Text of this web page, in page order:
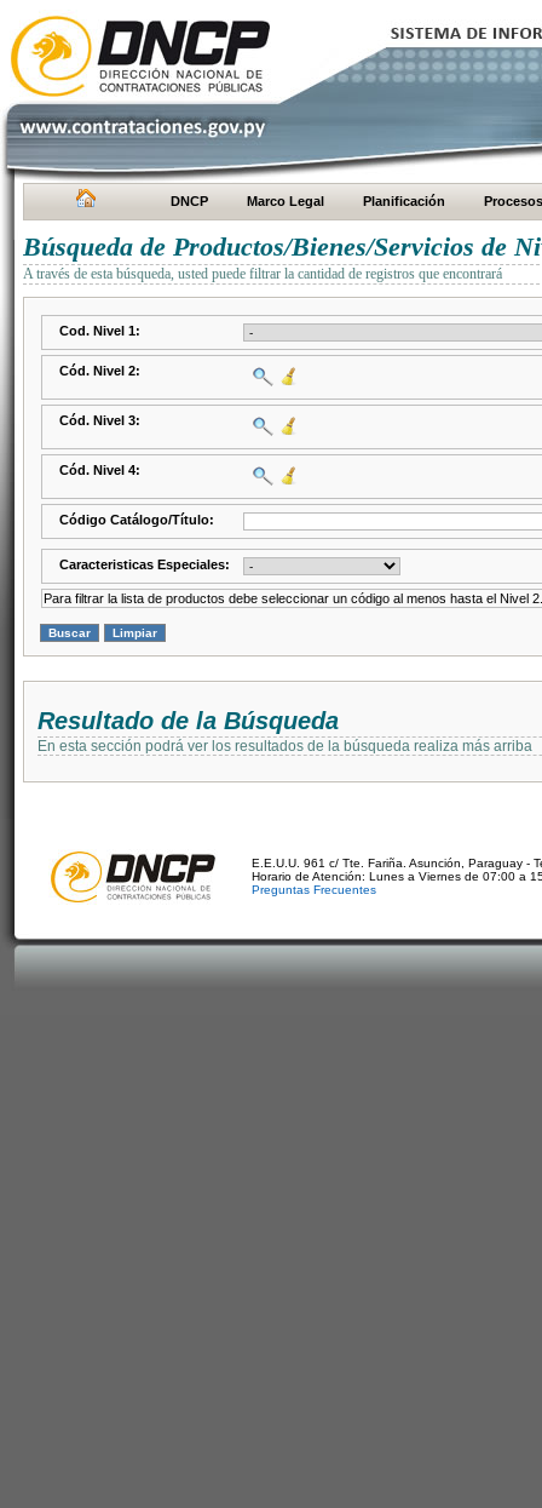
DNCP Marco Legal Planificación Procesos
Búsqueda de Productos/Bienes/Servicios de
A través de esta búsqueda, usted puede filtrar la cantidad de registros que encontrará
Cod. Nivel 1:
Cód. Nivel 2:
Cód. Nivel 3:
Cód. Nivel 4:
Código Catálogo/Título:
Caracteristicas Especiales:
Para filtrar la lista de productos debe seleccionar un código al menos hasta el Nivel 2.
Resultado de la Búsqueda
En esta sección podrá ver los resultados de la búsqueda realiza más arriba
E.E.U.U. 961 c/ Tte. Fariña. Asunción, Paraguay -
Horario de Atención: Lunes a Viernes de 07:00 a
Preguntas Frecuentes